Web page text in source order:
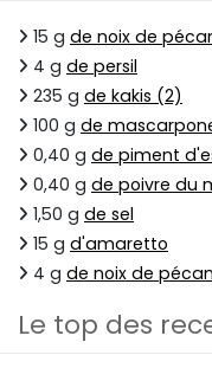
15 g de noix de
4 g de persil
235 g de kakis (2)
100 g de
0,40 g de piment
0,40 g de poivre du
1,50 g de sel
15 g d'amaretto
4 g de noix de
Le top des